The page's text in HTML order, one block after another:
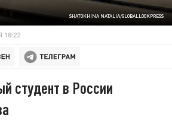
SHATOKHINA NATALIA/GLOBALLOOKPRESS
18:22
студент в России